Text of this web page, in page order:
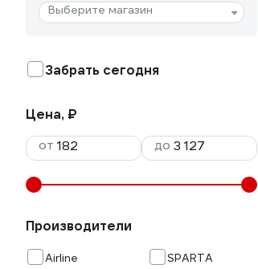
Выберите магазин
Забрать сегодня
Цена, ₽
от
до
Производители
Airline
SPARTA